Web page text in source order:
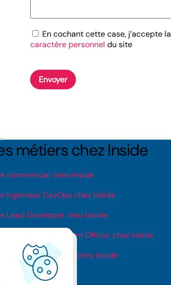
En cochant cette case, j’accepte la
caractère personnel du site
Envoyer
métiers chez Inside
commercial chez Inside
Ingénieur DevOps chez Inside
Lead Developer chez Inside
Project Management Officer chez Inside
Ingénieur Système chez Inside